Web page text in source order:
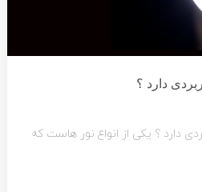
دارد ؟
دارد ؟ یکی از انواع نور هاست که